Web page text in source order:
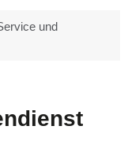
und